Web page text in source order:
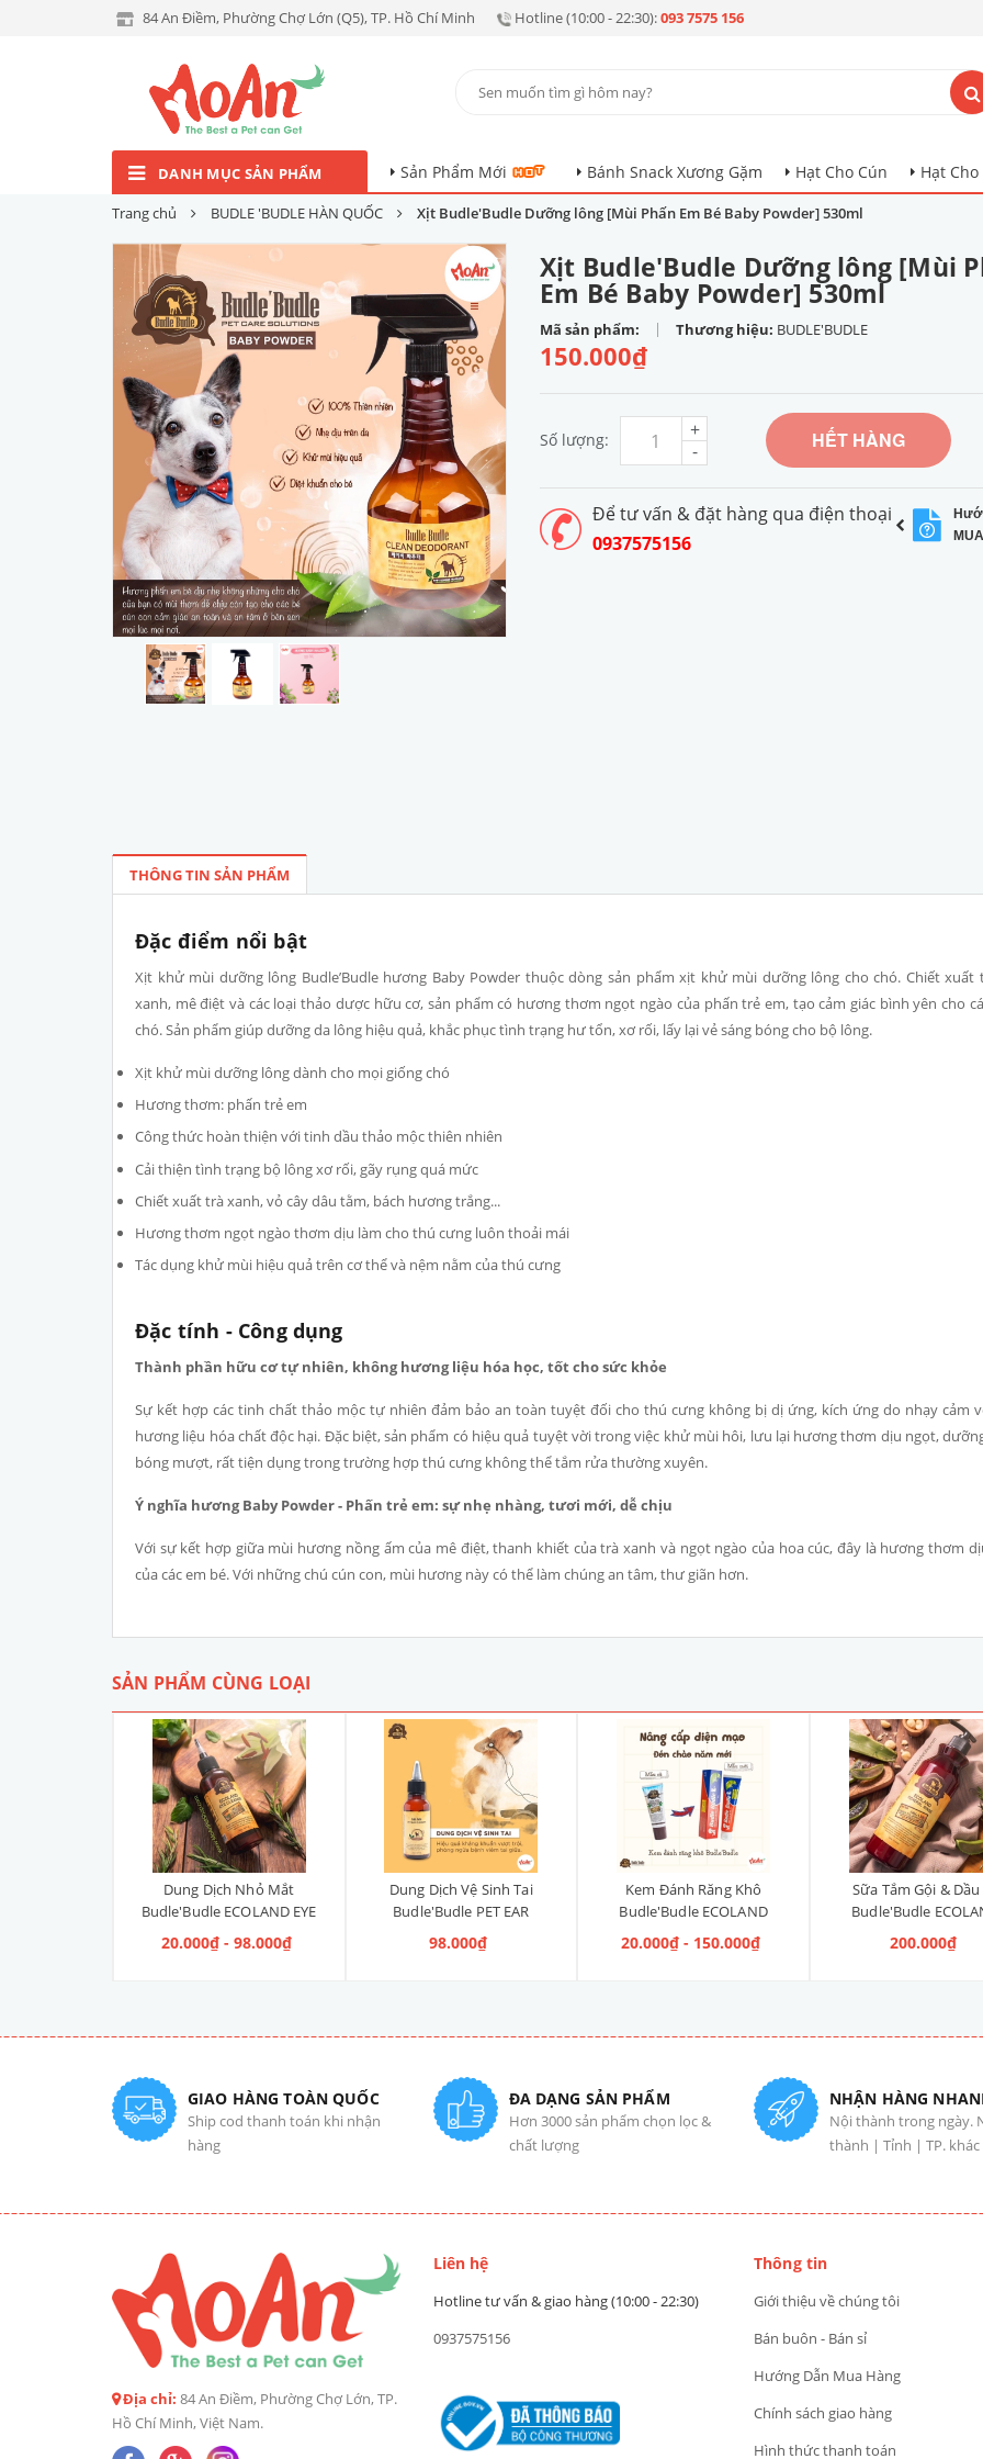
84 An Điềm, Phường Chợ Lớn (Q5), TP. Hồ Chí Minh Hotline (10:00 - 22:30):093 7575 156
DANH MỤC SẢN PHẨM Sản Phẩm Mới Bánh Snack Xương Gặm Hạt Cho Cún Hạt
Trang chủ BUDLE 'BUDLE HÀN QUỐC Xịt Budle'Budle Dưỡng lông [Mùi Phấn Em Bé Baby Powder] 530ml
Xịt Budle'Budle Dưỡng lông [Mùi
Em Bé Baby Powder] 530ml
Mã sản phẩm: | Thương hiệu: BUDLE'BUDLE
150.000₫
Số lượng: -
+ HẾT HÀNG
Để tư vấn & đặt hàng qua điện thoại
0937575156
THÔNG TIN SẢN PHẨM
Đặc điểm nổi bật
Xịt khử mùi dưỡng lông Budle’Budle hương Baby Powder thuộc dòng sản phẩm xịt khử mùi dưỡng lông cho chó. Chiết xuất
xanh, mê điệt và các loại thảo dược hữu cơ, sản phẩm có hương thơm ngọt ngào của phấn trẻ em, tạo cảm giác bình yên cho
chó. Sản phẩm giúp dưỡng da lông hiệu quả, khắc phục tình trạng hư tổn, xơ rối, lấy lại vẻ sáng bóng cho bộ lông.
Xịt khử mùi dưỡng lông dành cho mọi giống chó
Hương thơm: phấn trẻ em
Công thức hoàn thiện với tinh dầu thảo mộc thiên nhiên
Cải thiện tình trạng bộ lông xơ rối, gãy rụng quá mức
Chiết xuất trà xanh, vỏ cây dâu tằm, bách hương trắng...
Hương thơm ngọt ngào thơm dịu làm cho thú cưng luôn thoải mái
Tác dụng khử mùi hiệu quả trên cơ thể và nệm nằm của thú cưng
Đặc tính - Công dụng
Thành phần hữu cơ tự nhiên, không hương liệu hóa học, tốt cho sức khỏe
Sự kết hợp các tinh chất thảo mộc tự nhiên đảm bảo an toàn tuyệt đối cho thú cưng không bị dị ứng, kích ứng do nhạy cảm
hương liệu hóa chất độc hại. Đặc biệt, sản phẩm có hiệu quả tuyệt vời trong việc khử mùi hôi, lưu lại hương thơm dịu ngọt,
bóng mượt, rất tiện dụng trong trường hợp thú cưng không thể tắm rửa thường xuyên.
Ý nghĩa hương Baby Powder - Phấn trẻ em: sự nhẹ nhàng, tươi mới, dễ chịu
Với sự kết hợp giữa mùi hương nồng ấm của mê điệt, thanh khiết của trà xanh và ngọt ngào của hoa cúc, đây là hương thơm
của các em bé. Với những chú cún con, mùi hương này có thể làm chúng an tâm, thư giãn hơn.
SẢN PHẨM CÙNG LOẠI
Dung Dịch Nhỏ Mắt
Budle'Budle ECOLAND EYE
CLEANER Hàn Quốc 120ml
20.000₫ - 98.000₫
Dung Dịch Vệ Sinh Tai
Budle'Budle PET EAR
CLEANER Hàn Quốc 120ml
98.000₫
Kem Đánh Răng Khô
Budle'Budle ECOLAND
WATERLESS DENTAL
TOOTHPASTE Hàn Quốc
20.000₫ - 150.000₫
Sữa Tắm Gội &
Budle'Budle
GENERAL Hàn Quốc
200.000₫
GIAO HÀNG TOÀN QUỐC
Ship cod thanh toán khi nhận
hàng
ĐA DẠNG SẢN PHẨM
Hơn 3000 sản phẩm chọn lọc &
chất lượng
NHẬN HÀNG
Nội thành trong ngày.
thành | Tỉnh | TP. khác
Địa chỉ: 84 An Điềm, Phường Chợ Lớn, TP.
Hồ Chí Minh, Việt Nam.
Liên hệ
Hotline tư vấn & giao hàng (10:00 - 22:30)
0937575156
Thông tin
Giới thiệu về chúng tôi
Bán buôn - Bán sỉ
Hướng Dẫn Mua Hàng
Chính sách giao hàng
Hình thức thanh toán